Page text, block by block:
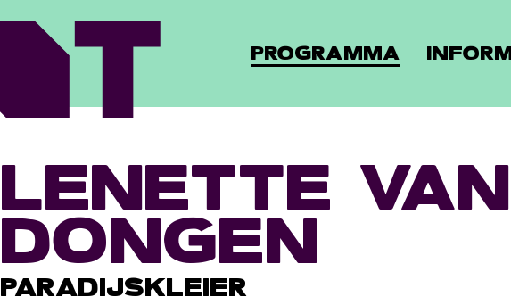
PROGRAMMA
LENETTE VAN
DONGEN
PARADIJSKLEIER